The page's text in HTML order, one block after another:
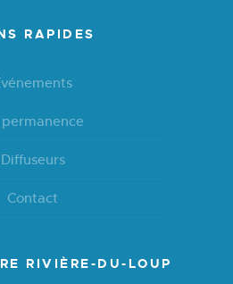
RAPIDES
permanence
Diffuseurs
Contact
RIVIÈRE-DU-LOUP